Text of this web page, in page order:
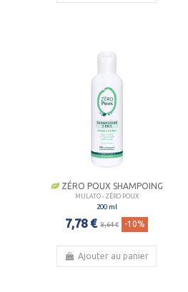
ZÉRO POUX SHAMPOING
MULATO - ZÉRO POUX
200 ml
7,78 € 8,64 € -10%
Ajouter au panier